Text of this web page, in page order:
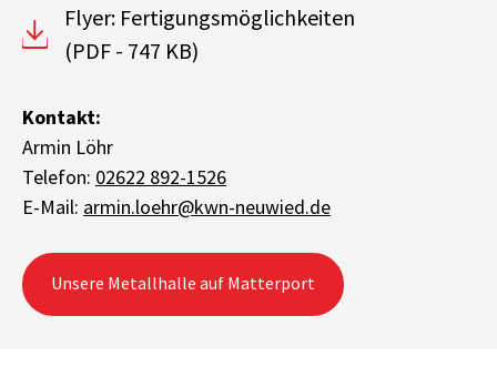
Flyer: Fertigungsmöglichkeiten
(PDF - 747 KB)
Kontakt:
Armin Löhr
Telefon: 02622 892-1526
E-Mail: armin.loehr@kwn-neuwied.de
Unsere Metallhalle auf Matterport